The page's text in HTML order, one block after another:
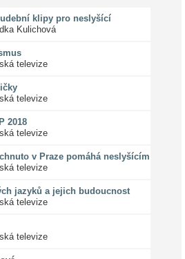
klipy pro neslyšící
Kulichová
televize
televize
2018
televize
v Praze pomáhá neslyšícím
televize
jazyků a jejich budoucnost
televize
televize